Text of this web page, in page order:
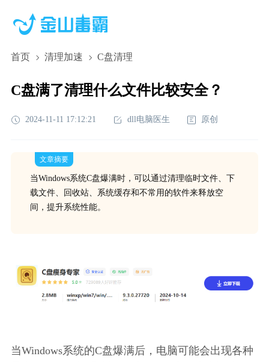
首页 清理加速 C盘清理
C盘满了清理什么文件比较安全？
2024-11-11 17:12:21 dll电脑医生 原创
文章摘要
当Windows系统C盘爆满时，可以通过清理临时文件、下
载文件、回收站、系统缓存和不常用的软件来释放空
间，提升系统性能。
当Windows系统的C盘爆满后，电脑可能会出现各种